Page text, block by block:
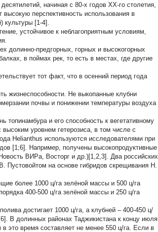
начиная с 80-х годов ХХ-го столетия,
перспективность использования в
культуры [1-4].
устойчивое к неблагоприятным условиям,
долинно-предгорных, горных и высокогорных
в поймах рек, то есть в местах, где другие
тот факт, что в осенний период года
жизнеспособности. Не выкопанные клубни
почвы и понижении температуры воздуха
топинамбура и его способность к вегетативному
уровнем гетерозиса, в том числе с
Helianthus используются исследователями при
[1;6]. Например, получены высокопродуктивные
ВИРа, Восторг и др.)[1,2,3]. Два российских
Пустовойтом на основе гибридов скрещивания H.
более 1000 ц/га зелёной массы и 500 ц/га
400-500 ц/га зелёной массы и 250 ц/га
достигает 1000 ц/га, а клубней – 400-450 ц/
В долинных районах Таджикистана к концу июля
это время составляет не менее 550 ц/га. Если в